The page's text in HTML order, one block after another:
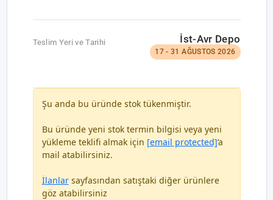
Teslim Yeri ve Tarihi İst-Avr Depo
17 - 31 AĞUSTOS 2026
Şu anda bu üründe stok tükenmiştir.
Bu üründe yeni stok termin bilgisi veya yeni
yükleme teklifi almak için [email protected]’a
mail atabilirsiniz.
İlanlarsayfasından satıştaki diğer ürünlere
göz atabilirsiniz